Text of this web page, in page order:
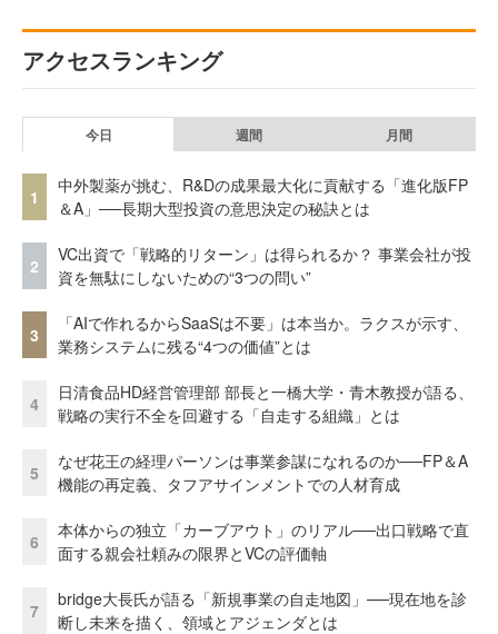
アクセスランキング
今日 週間 月間
1
中外製薬が挑む、R&Dの成果最大化に貢献する「進化版FP
＆A」──長期大型投資の意思決定の秘訣とは
2
VC出資で「戦略的リターン」は得られるか？ 事業会社が投
資を無駄にしないための“3つの問い”
3
「AIで作れるからSaaSは不要」は本当か。ラクスが示す、
業務システムに残る“4つの価値”とは
4
日清食品HD経営管理部 部長と一橋大学・青木教授が語る、
戦略の実行不全を回避する「自走する組織」とは
5
なぜ花王の経理パーソンは事業参謀になれるのか──FP＆A
機能の再定義、タフアサインメントでの人材育成
6
本体からの独立「カーブアウト」のリアル──出口戦略で直
面する親会社頼みの限界とVCの評価軸
7
bridge大長氏が語る「新規事業の自走地図」──現在地を診
断し未来を描く、領域とアジェンダとは